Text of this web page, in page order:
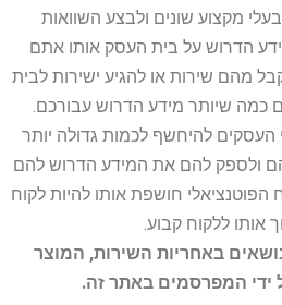
מקצוע שונים ולבצע השוואות
הדרוש על בית העסק אותו אתם
מהם שירות או להגיע ישירות לבית
כמה שיותר מידע הדרוש עבורכם.
העסקים להיחשף לכמות גדולה יותר
ולספק להם את המידע הדרוש להם
הפוטנציאלי חושפת אותו להיות לקוח
אותו ללקוח קבוע.
באחריות השירות, המוצר
ידי המפרסמים באתר זה.